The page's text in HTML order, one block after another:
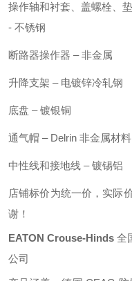
操作轴和衬套、盖螺栓、
- 不锈钢
断路器操作器 – 非金属
升降支架 – 电镀锌冷轧钢
底盘 – 镀银铜
通气帽 – Delrin 非金属材料
中性线和接地线 – 镀锡铝
店铺标价为统一价，实际
谢！
EATON Crouse-Hinds全
公司